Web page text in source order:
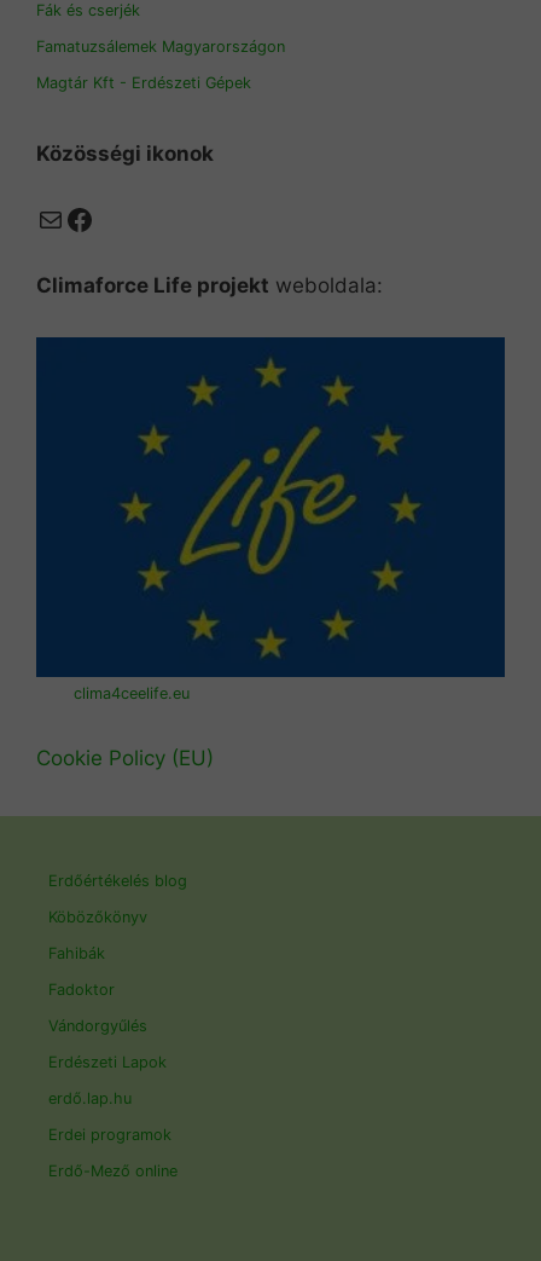
Fák és cserjék
Famatuzsálemek Magyarországon
Magtár Kft - Erdészeti Gépek
Közösségi ikonok
MailFacebook
Climaforce Life projekt weboldala:
clima4ceelife.eu
Cookie Policy (EU)
Erdőértékelés blog
Köbözőkönyv
Fahibák
Fadoktor
Vándorgyűlés
Erdészeti Lapok
erdő.lap.hu
Erdei programok
Erdő-Mező online